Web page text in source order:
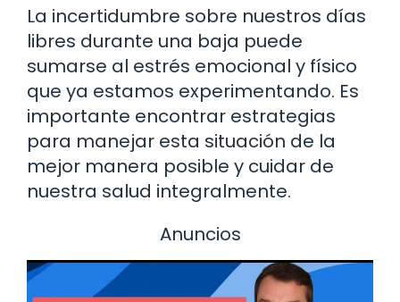
La incertidumbre sobre nuestros días
libres durante una baja puede
sumarse al estrés emocional y físico
que ya estamos experimentando. Es
importante encontrar estrategias
para manejar esta situación de la
mejor manera posible y cuidar de
nuestra salud integralmente.
Anuncios